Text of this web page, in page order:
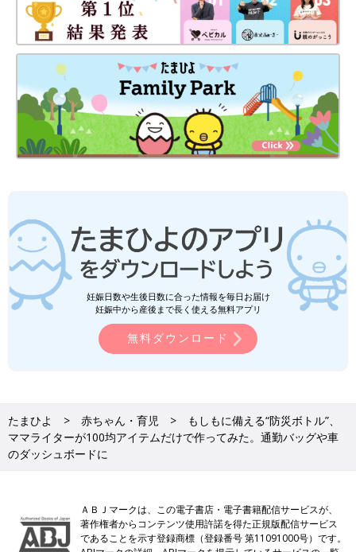
妊娠日数や生後日数に合った情報を毎日お届け
妊娠中から産後まで長く使える無料アプリ
無料ダウンロード
たまひよ 赤ちゃん・育児
もしもに備える“防災ボトル”、
ママライターが100均アイテムだけで作ってみた。通勤バッグや車
のダッシュボードに
ＡＢＪマークは、この電子書店・電子書籍配信サービスが、
著作権者からコンテンツ使用許諾を得た正規版配信サービス
であることを示す登録商標（登録番号 第11091000号）です。